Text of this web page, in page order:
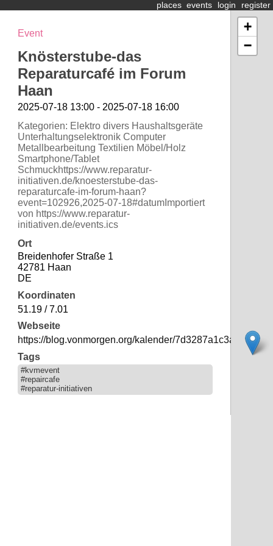
places events login register
Event
Knösterstube-das
Reparaturcafé im Forum
Haan
2025-07-18 13:00 - 2025-07-18 16:00
Kategorien: Elektro divers Haushaltsgeräte
Unterhaltungselektronik Computer
Metallbearbeitung Textilien Möbel/Holz
Smartphone/Tablet
Schmuckhttps://www.reparatur-
initiativen.de/knoesterstube-das-
reparaturcafe-im-forum-haan?
event=102926,2025-07-18#datumImportiert
von https://www.reparatur-
initiativen.de/events.ics
Ort
Breidenhofer Straße 1
42781 Haan
DE
Koordinaten
51.19 / 7.01
Webseite
https://blog.vonmorgen.org/kalender/
Tags
#kvmevent
#repaircafe
#reparatur-initiativen
+
−